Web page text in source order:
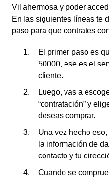
Villahermosa y poder
En las siguientes líneas te
paso para que contrates
El primer paso es
50000, ese es el
cliente.
Luego, vas a
“contratación” y
deseas comprar.
Una vez hecho
la información de
contacto y tu
Cuando se